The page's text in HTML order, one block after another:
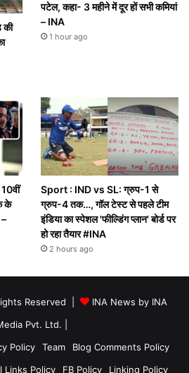
पटेल, कहा- 3 महीने में दूर हों सभी कमियां
– INA
1 hour ago
के
Sport : IND vs SL: ग्रुप-1 से
ग्रुप-4 तक…, गॉल टेस्ट से पहले टीम
इंडिया का स्पेशल 'फील्डिंग प्लान' बोर्ड पर
हो रहा तैयार #INA
2 hours ago
Reserved |
INA News by INA
Pvt. Ltd.
Policy Team
Blog Comments Policy
Links Policy FB Policy Linking Policy